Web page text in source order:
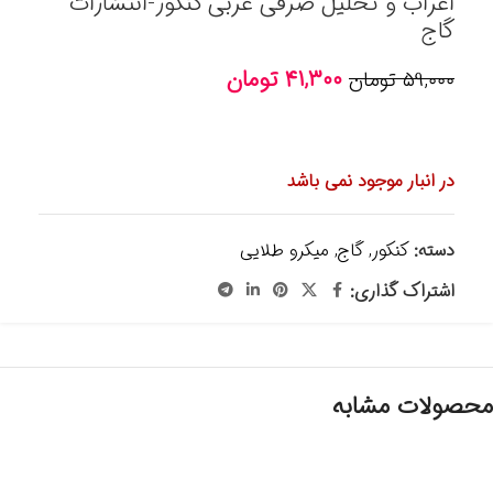
گاج
۵۹,۰۰۰ تومان ۴۱,۳۰۰تومان
در انبار موجود نمی باشد
دسته: کنکور,گاج, میکرو طلایی
اشتراک گذاری:
محصولات مشابه